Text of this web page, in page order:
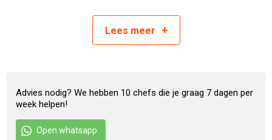
Ingrediënten: water, zonnebloemolie, suiker, gemodificeerd
maïszetmeel, tomaat, azijn, MOSTERD, zout, ui, knoflook,
natuurlijke aroma’s (bevat SELDERIJ), verdikkingsmiddel
extract), zuurtegraad (citroenzuur), conserveermiddelen
(kaliumsorbaat, natriumbenzoaat), antioxidanten (calcium-
EDTA, rozemarijnextract).
Lees meer +
Advies nodig? We hebben 10 chefs die je graag 7 dagen per
week helpen!
Open whatsapp